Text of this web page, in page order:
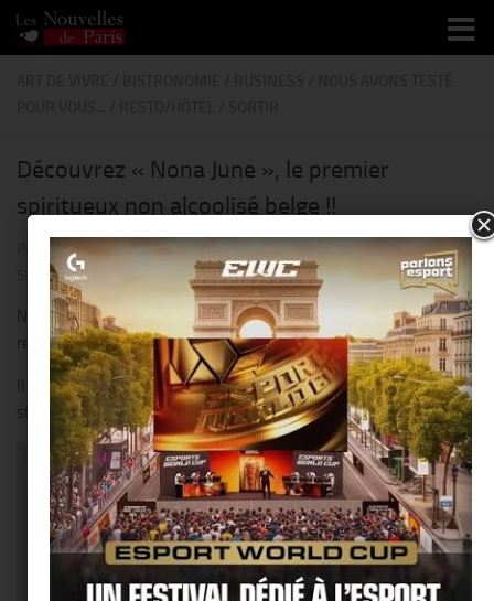
Skip to content
Découvrez « Nona June », le premier
spiritueux non alcoolisé belge !!
THIERRY KER · PUBLIÉ3 SEPTEMBRE 2021· MIS À JOUR17
SEPTEMBRE 2021
NONA June est le premier spiritueux non alcoolisé belge qui
représente une alternative du gin classique.
Il a été développé par Charlotte, bio-ingénieur et fondatrice de la
start-up NONA drinks.